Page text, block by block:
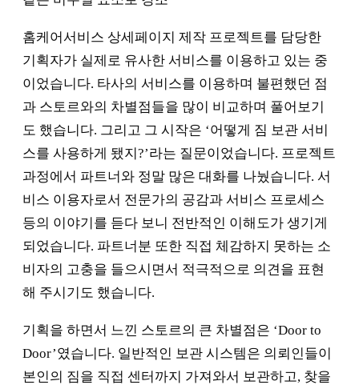
홈케어서비스 상세페이지 제작 프로젝트를 담당한
기획자가 실제로 유사한 서비스를 이용하고 있는 중
이었습니다. 타사의 서비스를 이용하며 불편했던 점
과 스토르와의 차별점들을 많이 비교하며 풀어보기
도 했습니다. 그리고 그 시작은 ‘어떻게 짐 보관 서비
스를 사용하게 됐지?’라는 질문이었습니다. 프로젝트
과정에서 파트너와 정말 많은 대화를 나눴습니다. 서
비스 이용자로서 전문가의 공감과 서비스 프로세스
등의 이야기를 듣다 보니 전반적인 이해도가 생기게
되었습니다. 파트너분 또한 직접 체감하지 못하는 소
비자의 고충을 들으시면서 적극적으로 의견을 표현
해 주시기도 했습니다.
기획을 하면서 느낀 스토르의 큰 차별점은 ‘Door to
Door’였습니다. 일반적인 보관 시스템은 의뢰인들이
본인의 짐을 직접 센터까지 가져와서 보관하고, 찾을